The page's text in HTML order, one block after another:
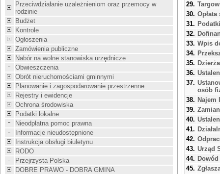
Przeciwdziałanie uzależnieniom oraz przemocy w
rodzinie
Budżet
Kontrole
Ogłoszenia
Zamówienia publiczne
Nabór na wolne stanowiska urzędnicze
Obwieszczenia
Obrót nieruchomościami gminnymi
Planowanie i zagospodarowanie przestrzenne
Rejestry i ewidencje
Ochrona środowiska
Podatki lokalne
Nieodpłatna pomoc prawna
Informacje nieudostępnione
Instrukcja obsługi biuletynu
RODO
Przejrzysta Polska
DOBRE PRAWO - DOBRA GMINA
29.
30.
31.
32.
33. Wpis
34.
35.
36.
37.
osób
38. Najem
39.
40.
41.
42.
43. Urząd
44.
45.